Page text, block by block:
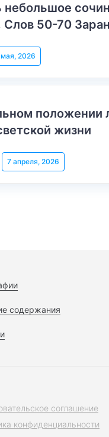
50-70
2026
положении
жизни
7 апреля, 2026
содержания
соглашение
конфиденциальности